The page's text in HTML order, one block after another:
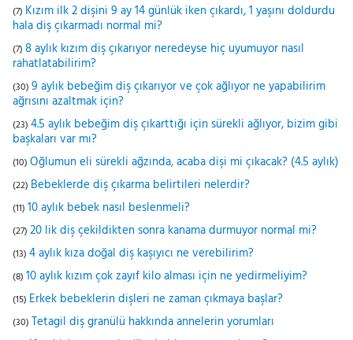
(7) Kızım ilk 2 dişini 9 ay 14 günlük iken çıkardı, 1 yaşını doldurdu
hala diş çıkarmadı normal mi?
(7) 8 aylık kızım diş çıkarıyor neredeyse hiç uyumuyor nasıl
rahatlatabilirim?
(30) 9 aylık bebeğim diş çıkarıyor ve çok ağlıyor ne yapabilirim
ağrısını azaltmak için?
(23) 4.5 aylık bebeğim diş çıkarttığı için sürekli ağlıyor, bizim gibi
başkaları var mı?
(10) Oğlumun eli sürekli ağzında, acaba dişi mi çıkacak? (4.5 aylık)
(22) Bebeklerde diş çıkarma belirtileri nelerdir?
(11) 10 aylık bebek nasıl beslenmeli?
(27) 20 lik diş çekildikten sonra kanama durmuyor normal mi?
(13) 4 aylık kıza doğal diş kaşıyıcı ne verebilirim?
(8) 10 aylık kızım çok zayıf kilo alması için ne yedirmeliyim?
(15) Erkek bebeklerin dişleri ne zaman çıkmaya başlar?
(30) Tetagil diş granülü hakkında annelerin yorumları